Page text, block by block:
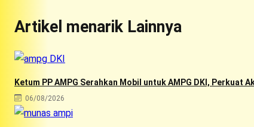
Artikel menarik Lainnya
Ketum PP AMPG Serahkan Mobil untuk AMPG DKI, Perkuat
06/08/2026